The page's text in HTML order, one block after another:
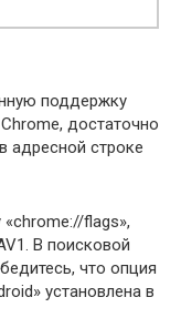
поддержку
достаточно
адресной строке
flags»,
В поисковой
что опция
установлена в